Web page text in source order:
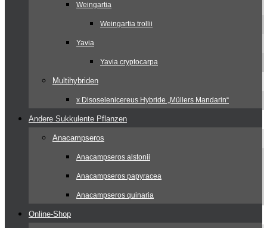
Weingartia
Weingartia trollii
Yavia
Yavia cryptocarpa
Multihybriden
x Disoselenicereus Hybride „Müllers Mandarin“
Andere Sukkulente Pflanzen
Anacampseros
Anacampseros alstonii
Anacampseros papyracea
Anacampseros quinaria
Online-Shop